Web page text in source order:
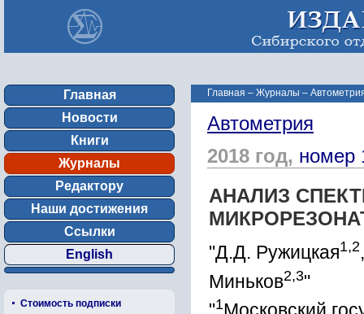
Главная
Новости
Книги
Журналы
Редактору
Наши достижения
Ссылки
English
Стоимость подписки
Главная – Журналы –
Автометрия
2018 год, номер
АНАЛИЗ
"Д.Д. Ружицкая1,2
Миньков2,3"
1